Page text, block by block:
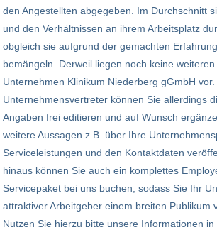
den Angestellten abgegeben. Im Durchschnitt
und den Verhältnissen an ihrem Arbeitsplatz
obgleich sie aufgrund der gemachten
bemängeln. Derweil liegen noch keine
Unternehmen Klinikum Niederberg gGmbH
Unternehmensvertreter können Sie allerdings
Angaben frei editieren und auf Wunsch
weitere Aussagen z.B. über Ihre
Serviceleistungen und den Kontaktdaten
hinaus können Sie auch ein komplettes
Servicepaket bei uns buchen, sodass Sie Ihr
attraktiver Arbeitgeber einem breiten Publikum
Nutzen Sie hierzu bitte unsere Informationen